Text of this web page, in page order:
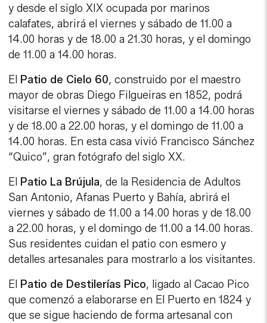
y desde el siglo XIX ocupada por marinos
calafates, abrirá el viernes y sábado de 11.00 a
14.00 horas y de 18.00 a 21.30 horas, y el domingo
de 11.00 a 14.00 horas.
El Patio de Cielo 60, construido por el maestro
mayor de obras Diego Filgueiras en 1852, podrá
visitarse el viernes y sábado de 11.00 a 14.00 horas
y de 18.00 a 22.00 horas, y el domingo de 11.00 a
14.00 horas. En esta casa vivió Francisco Sánchez
“Quico”, gran fotógrafo del siglo XX.
El Patio La Brújula, de la Residencia de Adultos
San Antonio, Afanas Puerto y Bahía, abrirá el
viernes y sábado de 11.00 a 14.00 horas y de 18.00
a 22.00 horas, y el domingo de 11.00 a 14.00 horas.
Sus residentes cuidan el patio con esmero y
detalles artesanales para mostrarlo a los visitantes.
El Patio de Destilerías Pico, ligado al Cacao Pico
que comenzó a elaborarse en El Puerto en 1824 y
que se sigue haciendo de forma artesanal con